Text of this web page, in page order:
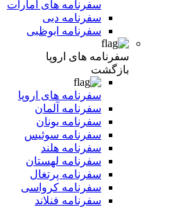
سفرنامه های امارات
سفرنامه دبی
سفرنامه ابوظبی
سفرنامه های اروپا
بازگشت
سفرنامه های اروپا
سفرنامه آلمان
سفرنامه یونان
سفرنامه سوئیس
سفرنامه هلند
سفرنامه لهستان
سفرنامه پرتغال
سفرنامه کرواسی
سفرنامه فنلاند